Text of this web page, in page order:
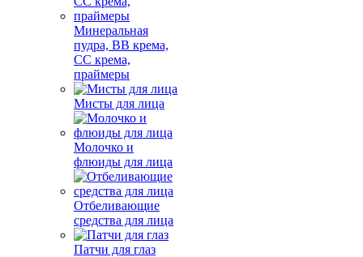
Минеральная
пудра, BB крема,
СС крема,
праймеры
Мисты для лица
Молочко и
флюиды для лица
Отбеливающие
средства для лица
Патчи для глаз